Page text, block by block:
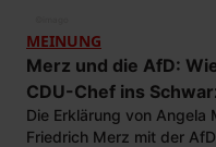
MEINUNG
Merz und die AfD:
CDU-Chef ins
Die Erklärung von Angela
Friedrich Merz mit der